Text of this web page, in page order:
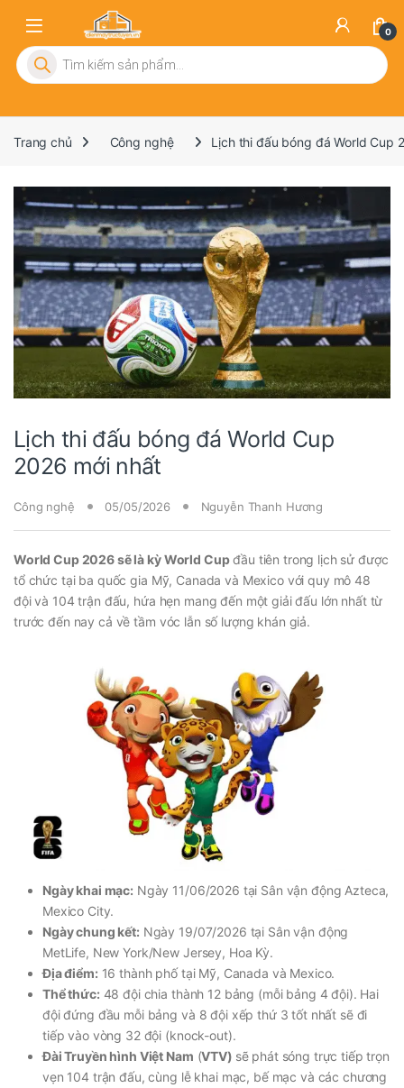
0
Tìm kiếm sản phẩm
Trang chủ Công nghệ Lịch thi đấu bóng đá World Cup
Lịch thi đấu bóng đá World Cup
2026 mới nhất
Công nghệ 05/05/2026 Nguyễn Thanh Hương
World Cup 2026 sẽ là kỳ World Cupđầu tiên trong lịch sử được
tổ chức tại ba quốc gia Mỹ, Canada và Mexico với quy mô 48
đội và 104 trận đấu, hứa hẹn mang đến một giải đấu lớn nhất từ
trước đến nay cả về tầm vóc lẫn số lượng khán giả.
Ngày khai mạc: Ngày 11/06/2026 tại Sân vận động Azteca,
Mexico City.
Ngày chung kết: Ngày 19/07/2026 tại Sân vận động
MetLife, New York/New Jersey, Hoa Kỳ.
Địa điểm: 16 thành phố tại Mỹ, Canada và Mexico.
Thể thức: 48 đội chia thành 12 bảng (mỗi bảng 4 đội). Hai
đội đứng đầu mỗi bảng và 8 đội xếp thứ 3 tốt nhất sẽ đi
tiếp vào vòng 32 đội (knock-out).
Đài Truyền hình Việt Nam (VTV) sẽ phát sóng trực tiếp trọn
vẹn 104 trận đấu, cùng lễ khai mạc, bế mạc và các chương